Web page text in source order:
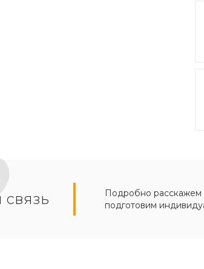
связь
Подробно расскажем
подготовим